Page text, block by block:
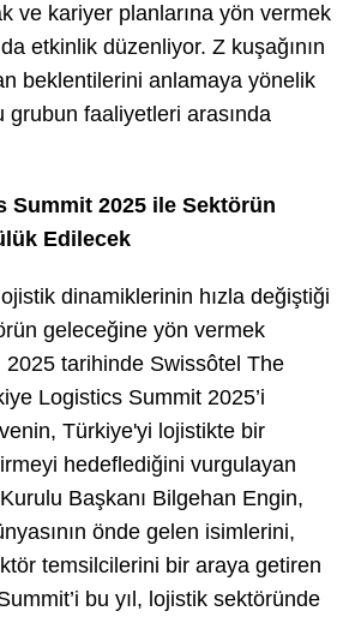
ve kariyer planlarına yön vermek
etkinlik düzenliyor. Z kuşağının
beklentilerini anlamaya yönelik
grubun faaliyetleri arasında
Summit 2025 ile Sektörün
Edilecek
dinamiklerinin hızla değiştiği
geleceğine yön vermek
2025 tarihinde Swissôtel The
Logistics Summit 2025’i
Türkiye'yi lojistikte bir
hedeflediğini vurgulayan
Başkanı Bilgehan Engin,
önde gelen isimlerini,
temsilcilerini bir araya getiren
bu yıl, lojistik sektöründe